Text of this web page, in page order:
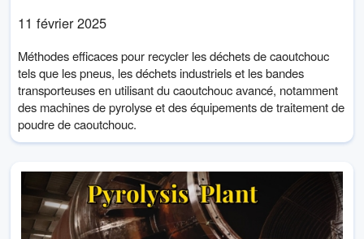
11 février 2025
Méthodes efficaces pour recycler les déchets de caoutchouc
tels que les pneus, les déchets industriels et les bandes
transporteuses en utilisant du caoutchouc avancé, notamment
des machines de pyrolyse et des équipements de traitement de
poudre de caoutchouc.